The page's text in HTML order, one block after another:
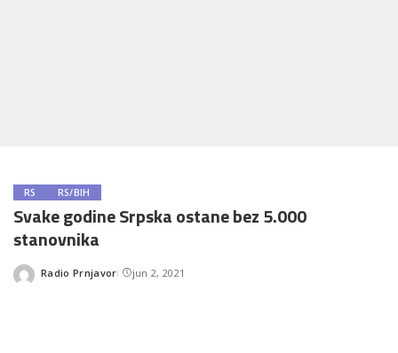
RS RS/BIH
Svake godine Srpska ostane bez 5.000
stanovnika
Posted
Radio Prnjavor jun 2, 2021